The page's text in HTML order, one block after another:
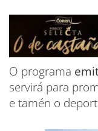
O programa
servirá para
e tamén o